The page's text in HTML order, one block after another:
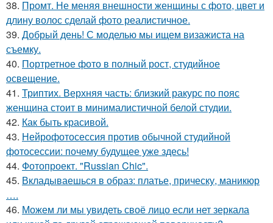
38. Промт. Не меняя внешности женщины с фото, цвет и
длину волос сделай фото реалистичное.
39. Добрый день! С моделью мы ищем визажиста на
съемку.
40. Портретное фото в полный рост, студийное
освещение.
41. Триптих. Верхняя часть: близкий ракурс по пояс
женщина стоит в минималистичной белой студии.
42. Как быть красивой.
43. Нейрофотосессия против обычной студийной
фотосессии: почему будущее уже здесь!
44. Фотопроект. "Russian Chic".
45. Вкладываешься в образ: платье, прическу, маникюр
….
46. Можем ли мы увидеть своё лицо если нет зеркала